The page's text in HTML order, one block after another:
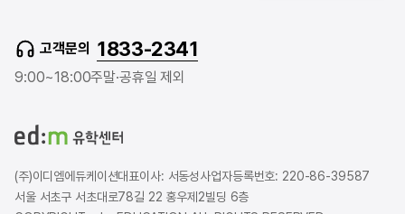
u
r
l
a
고객문의 1833-2341
9:00~18:00주말·공휴일 제외
(주)이디엠에듀케이션대표이사: 서동성사업자등록번호: 220-86-39587
서울 서초구 서초대로78길 22 홍우제2빌딩 6층